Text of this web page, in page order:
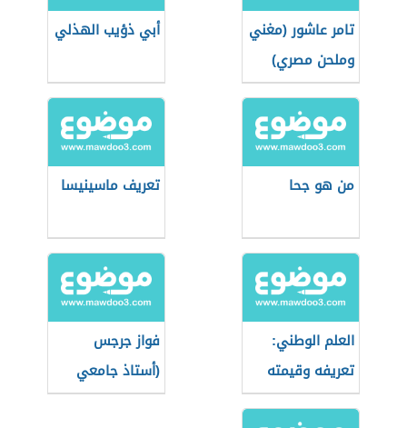
تامر عاشور (مغني
وملحن مصري)
أبي ذؤيب الهذلي
من هو جحا تعريف ماسينيسا
العلم الوطني:
تعريفه وقيمته
المعنوية
فواز جرجس
(أستاذ جامعي
لبناني)